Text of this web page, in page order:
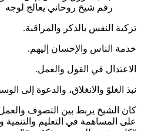
رقم شيخ روحاني يعالج لوجه
تزكية النفس بالذكر والمراقبة.
خدمة الناس والإحسان إليهم.
الاعتدال في القول والعمل.
نبذ الغلوّ والانغلاق، والدعوة إلى
كان الشيخ يربط بين التصوف
على المساهمة في التعليم